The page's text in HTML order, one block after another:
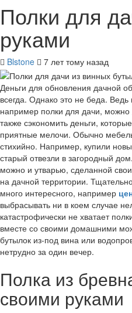
Полки для
руками
Blstone 7 лет тому назад
Деньги для обновления дачной
всегда. Однако это не беда.
например полки для дачи, можно
также сэкономить деньги,
приятные мелочи. Обычно
стихийно. Например, купили
старый отвезли в загородный
можно и утварью, сделанной
на дачной территории.
много интересного, например
выбрасывать ни в коем случае
катастрофически не хватает
вместе со своими домашними
бутылок из-под вина или
нетрудно за один вечер.
Полка из
своими руками